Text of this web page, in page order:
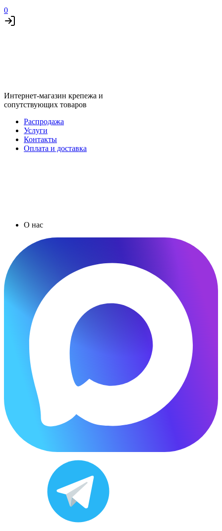
0
Интернет-магазин крепежа и
сопутствующих товаров
Распродажа
Услуги
Контакты
Оплата и доставка
О нас